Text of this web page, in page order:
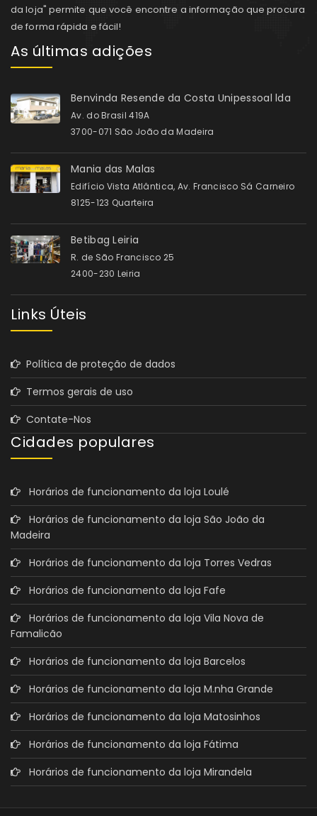
da loja" permite que você encontre a informação que procura
de forma rápida e fácil!
As últimas adições
Benvinda Resende da Costa Unipessoal lda
Av. do Brasil 419A
3700-071 São João da Madeira
Mania das Malas
Edifício Vista Atlântica, Av. Francisco Sá Carneiro
8125-123 Quarteira
Betibag Leiria
R. de São Francisco 25
2400-230 Leiria
Links Úteis
Política de proteção de dados
Termos gerais de uso
Contate-Nos
Cidades populares
Horários de funcionamento da loja Loulé
Horários de funcionamento da loja São João da
Madeira
Horários de funcionamento da loja Torres Vedras
Horários de funcionamento da loja Fafe
Horários de funcionamento da loja Vila Nova de
Famalicão
Horários de funcionamento da loja Barcelos
Horários de funcionamento da loja M.nha Grande
Horários de funcionamento da loja Matosinhos
Horários de funcionamento da loja Fátima
Horários de funcionamento da loja Mirandela